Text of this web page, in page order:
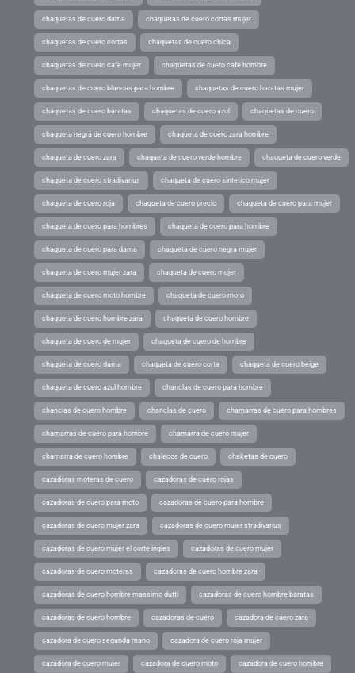
chaquetas de cuero dama chaquetas de cuero cortas mujer
chaquetas de cuero cortas chaquetas de cuero chica
chaquetas de cuero cafe mujer chaquetas de cuero cafe hombre
chaquetas de cuero blancas para hombre chaquetas de cuero baratas mujer
chaquetas de cuero baratas chaquetas de cuero azul chaquetas de cuero
chaqueta negra de cuero hombre chaqueta de cuero zara hombre
chaqueta de cuero zara chaqueta de cuero verde hombre chaqueta de cuero verde
chaqueta de cuero stradivarius chaqueta de cuero sintetico mujer
chaqueta de cuero roja chaqueta de cuero precio chaqueta de cuero para mujer
chaqueta de cuero para hombres chaqueta de cuero para hombre
chaqueta de cuero para dama chaqueta de cuero negra mujer
chaqueta de cuero mujer zara chaqueta de cuero mujer
chaqueta de cuero moto hombre chaqueta de cuero moto
chaqueta de cuero hombre zara chaqueta de cuero hombre
chaqueta de cuero de mujer chaqueta de cuero de hombre
chaqueta de cuero dama chaqueta de cuero corta chaqueta de cuero beige
chaqueta de cuero azul hombre chanclas de cuero para hombre
chanclas de cuero hombre chanclas de cuero chamarras de cuero para hombres
chamarras de cuero para hombre chamarra de cuero mujer
chamarra de cuero hombre chalecos de cuero chaketas de cuero
cazadoras moteras de cuero cazadoras de cuero rojas
cazadoras de cuero para moto cazadoras de cuero para hombre
cazadoras de cuero mujer zara cazadoras de cuero mujer stradivarius
cazadoras de cuero mujer el corte ingles cazadoras de cuero mujer
cazadoras de cuero moteras cazadoras de cuero hombre zara
cazadoras de cuero hombre massimo dutti cazadoras de cuero hombre baratas
cazadoras de cuero hombre cazadoras de cuero cazadora de cuero zara
cazadora de cuero segunda mano cazadora de cuero roja mujer
cazadora de cuero mujer cazadora de cuero moto cazadora de cuero hombre